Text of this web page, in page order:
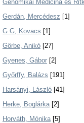
Genomikai Medicina és
Gerdán, Mercédesz [1]
G G, Kovacs [1]
Görbe, Anikó [27]
Gyenes, Gábor [2]
Győrffy, Balázs [191]
Harsányi, László [41]
Herke, Boglárka[2]
Horváth, Mónika[5]